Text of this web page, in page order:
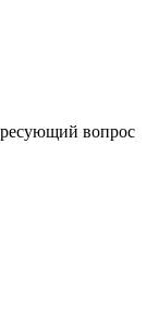
вопрос